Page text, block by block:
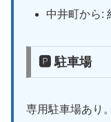
中井町から:
🅿 駐車場
専用駐車場あり